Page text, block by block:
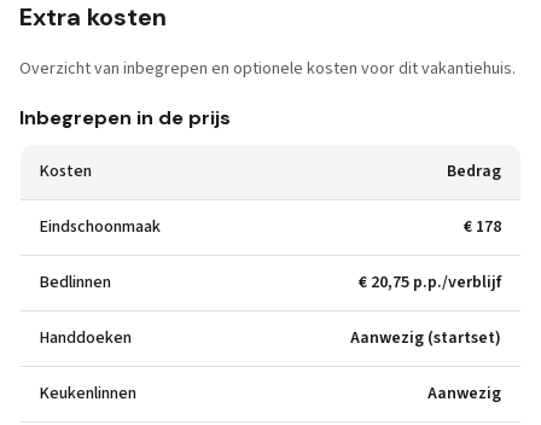
Extra kosten
Overzicht van inbegrepen en optionele kosten voor dit vakantiehuis.
Inbegrepen in de prijs
Kosten Bedrag
Eindschoonmaak € 178
Bedlinnen € 20,75 p.p./verblijf
Handdoeken Aanwezig (startset)
Keukenlinnen Aanwezig